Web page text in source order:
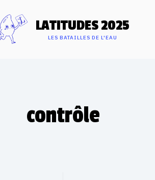
LATITUDES 2025
LES BATAILLES DE L'EAU
contrôle